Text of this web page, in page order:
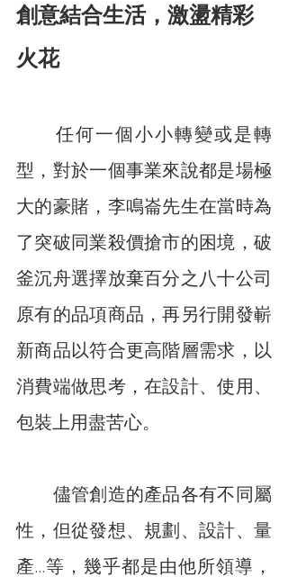
創意結合生活，激盪精彩
火花
任何一個小小轉變或是轉
型，對於一個事業來說都是場極
大的豪賭，李鳴崙先生在當時為
了突破同業殺價搶市的困境，破
釜沉舟選擇放棄百分之八十公司
原有的品項商品，再另行開發嶄
新商品以符合更高階層需求，以
消費端做思考，在設計、使用、
包裝上用盡苦心。
儘管創造的產品各有不同屬
性，但從發想、規劃、設計、量
產…等，幾乎都是由他所領導，